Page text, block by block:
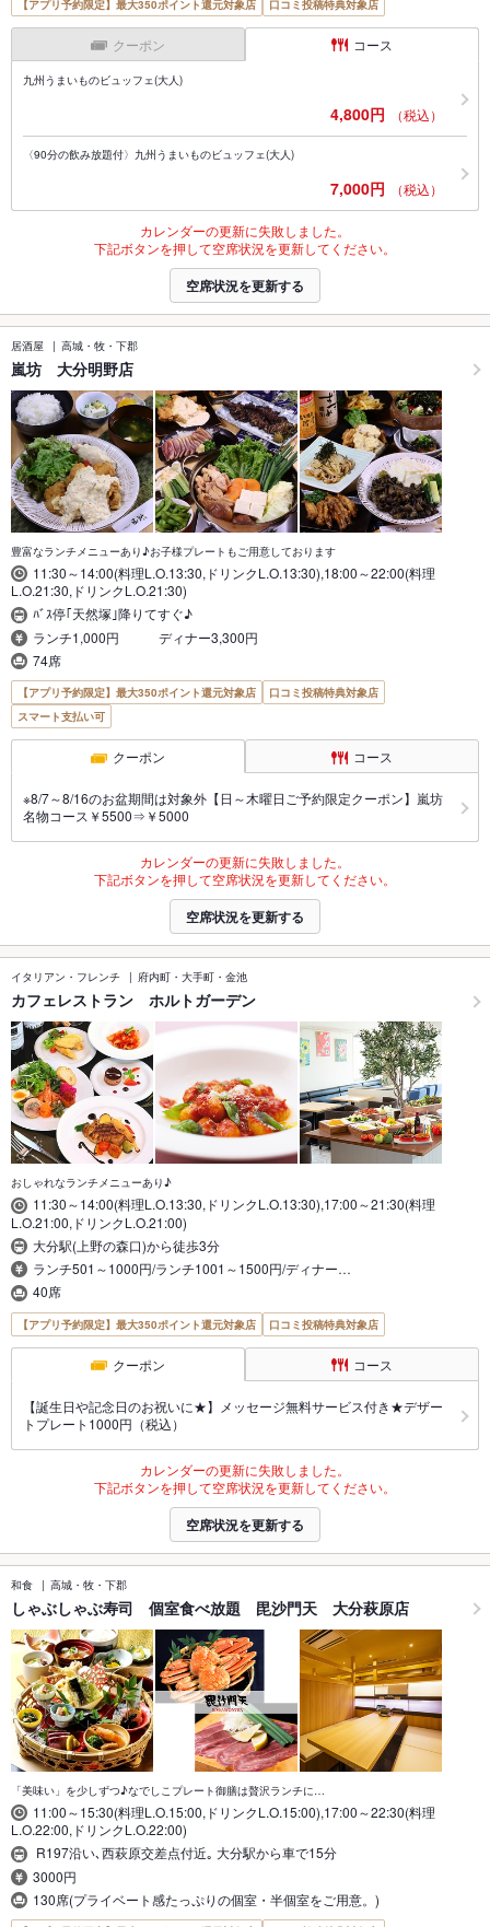
【アプリ予約限定】最大350ポイント還元対象店 口コミ投稿特典対象店
クーポン コース
九州うまいものビュッフェ(大人)
4,800円 （税込）
〈90分の飲み放題付〉九州うまいものビュッフェ(大人)
7,000円 （税込）
カレンダーの更新に失敗しました。
下記ボタンを押して空席状況を更新してください。
空席状況を更新する
居酒屋 高城・牧・下郡
嵐坊 大分明野店
豊富なランチメニューあり♪お子様プレートもご用意しております
11:30～14:00(料理L.O.13:30,ドリンクL.O.13:30),18:00～22:00(料理
L.O.21:30,ドリンクL.O.21:30)
ﾊﾞｽ停｢天然塚｣降りてすぐ♪
ランチ1,000円 ディナー3,300円
74席
【アプリ予約限定】最大350ポイント還元対象店
口コミ投稿特典対象店
スマート支払い可
クーポン コース
※8/7～8/16のお盆期間は対象外【日～木曜日ご予約限定クーポン】嵐坊
名物コース￥5500⇒￥5000
カレンダーの更新に失敗しました。
下記ボタンを押して空席状況を更新してください。
空席状況を更新する
イタリアン・フレンチ 府内町・大手町・金池
カフェレストラン ホルトガーデン
おしゃれなランチメニューあり♪
11:30～14:00(料理L.O.13:30,ドリンクL.O.13:30),17:00～21:30(料理
L.O.21:00,ドリンクL.O.21:00)
大分駅(上野の森口)から徒歩3分
ランチ501～1000円/ランチ1001～1500円/ディナー…
40席
【アプリ予約限定】最大350ポイント還元対象店 口コミ投稿特典対象店
クーポン コース
【誕生日や記念日のお祝いに★】メッセージ無料サービス付き★デザー
トプレート1000円（税込）
カレンダーの更新に失敗しました。
下記ボタンを押して空席状況を更新してください。
空席状況を更新する
和食 高城・牧・下郡
しゃぶしゃぶ寿司 個室食べ放題 毘沙門天 大分萩原店
「美味い」を少しずつ♪なでしこプレート御膳は贅沢ランチに…
11:00～15:30(料理L.O.15:00,ドリンクL.O.15:00),17:00～22:30(料理
L.O.22:00,ドリンクL.O.22:00)
R197沿い､西萩原交差点付近｡ 大分駅から車で15分
3000円
130席(プライベート感たっぷりの個室・半個室をご用意。)